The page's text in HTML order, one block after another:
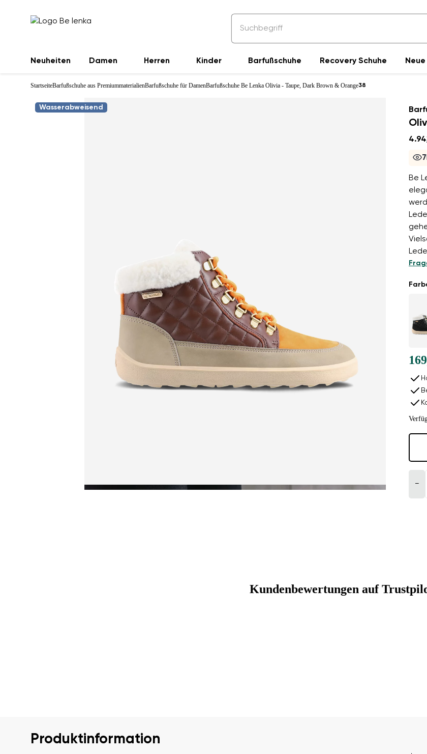
Neuheiten Damen Herren Kinder Barfußschuhe Recovery Schuhe
StartseiteBarfußschuhe aus PremiummaterialienBarfußschuhe für DamenBarfußschuhe Be Lenka Olivia - Taupe, Dark Brown & Orange38
Wasserabweisend
4.94
7
Be
−
Kundenbewertungen auf
Produktinformation